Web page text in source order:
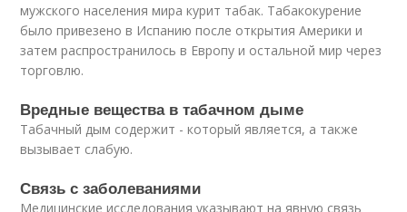
мужского населения мира курит табак. Табакокурение
было привезено в Испанию после открытия Америки и
затем распространилось в Европу и остальной мир через
торговлю.
Вредные вещества в табачном дыме
Табачный дым содержит - который является, а также
вызывает слабую.
Связь с заболеваниями
Медицинские исследования указывают на явную связь